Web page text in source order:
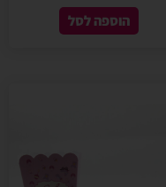
הוספה לסל